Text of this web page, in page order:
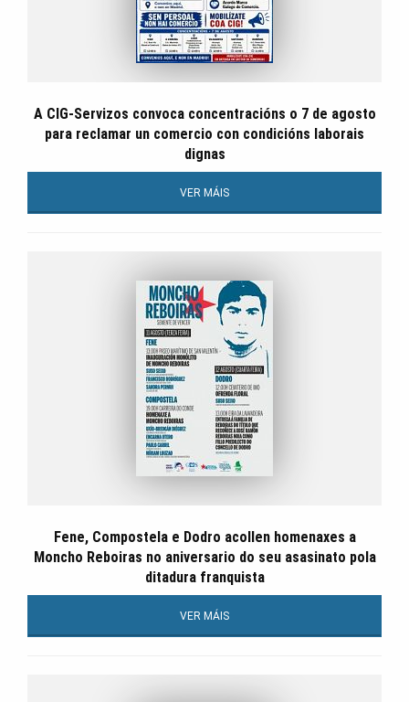
A CIG-Servizos convoca concentracións o 7 de agosto
para reclamar un comercio con condicións laborais
dignas
VER MÁIS
Fene, Compostela e Dodro acollen homenaxes a
Moncho Reboiras no aniversario do seu asasinato pola
ditadura franquista
VER MÁIS